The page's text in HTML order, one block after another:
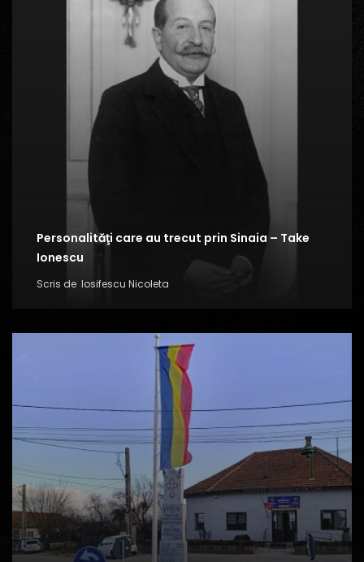
Personalităţi care au trecut prin Sinaia – Take
Ionescu
Scris de Iosifescu Nicoleta